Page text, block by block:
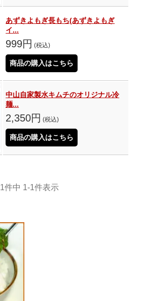
あずきよもぎ長もち(あずきよもぎ
イ...
999円 (税込)
商品の購入はこちら
中山自家製水キムチのオリジナル冷
麺...
2,350円 (税込)
商品の購入はこちら
1件中 1-1件表示